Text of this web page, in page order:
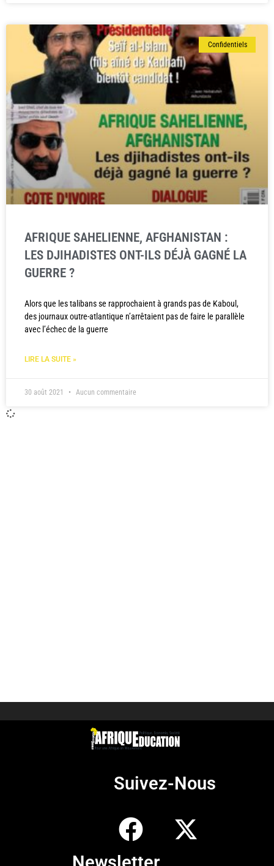
Confidentiels
AFRIQUE SAHELIENNE, AFGHANISTAN :
LES DJIHADISTES ONT-ILS DÉJÀ GAGNÉ LA
GUERRE ?
Alors que les talibans se rapprochaient à grands pas de Kaboul,
des journaux outre-atlantique n’arrêtaient pas de faire le parallèle
avec l’échec de la guerre
LIRE LA SUITE »
30 août 2021 Aucun commentaire
Suivez-Nous